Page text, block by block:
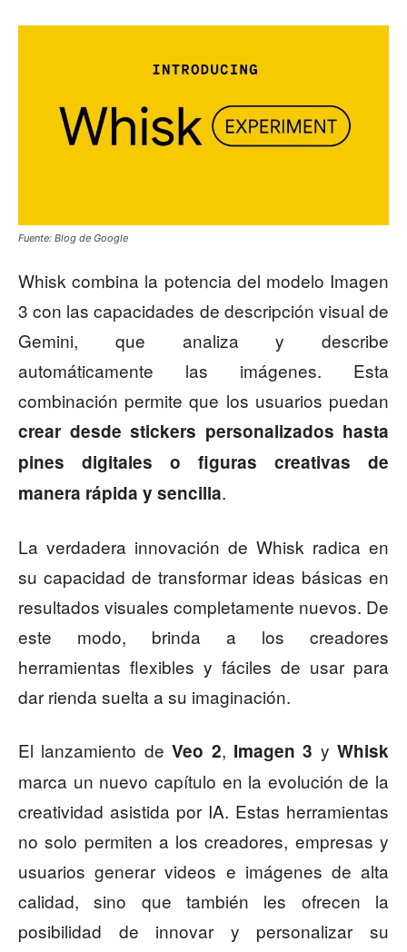
Fuente: Blog de Google
Whisk combina la potencia del modelo Imagen
3 con las capacidades de descripción visual de
Gemini, que analiza y describe
automáticamente las imágenes. Esta
combinación permite que los usuarios puedan
crear desde stickers personalizados hasta
pines digitales
o figuras creativas de
manera rápida y sencilla.
La verdadera innovación de Whisk radica en
su capacidad de transformar ideas básicas en
resultados visuales completamente nuevos. De
este modo, brinda a los creadores
herramientas flexibles y fáciles de usar para
dar rienda suelta a su imaginación.
El lanzamiento deVeo 2, Imagen 3 y Whisk
marca un nuevo capítulo en la evolución de la
creatividad asistida por IA. Estas herramientas
no solo permiten a los creadores, empresas y
usuarios generar videos e imágenes de alta
calidad, sino que también les ofrecen la
posibilidad de innovar y personalizar su